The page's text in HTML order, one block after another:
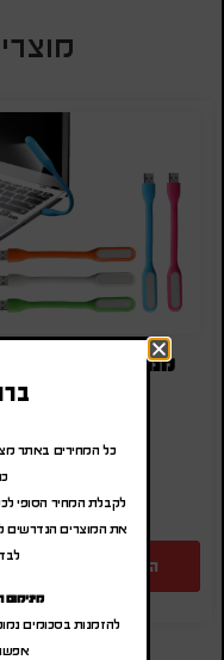
מנורת USB גמישה
SA-623
הוספה להצעת מחיר
כל המחירים באתר
לקבלת המחיר הסופי
את המוצרים הנדרשים
מינימום הזמנה
להזמנות בסכומים